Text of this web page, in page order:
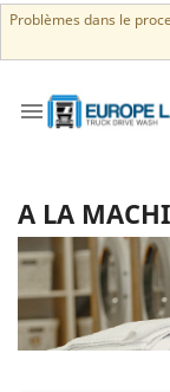
Problèmes dans le

A LA